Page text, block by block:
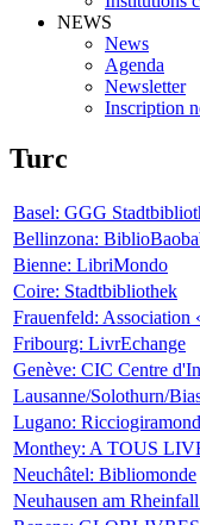
NEWS
News
Agenda
Newsletter
Inscription
Turc
Basel: GGG
Bellinzona:
Bienne: LibriMondo
Coire: Stadtbibliothek
Frauenfeld:
Fribourg: LivrEchange
Genève: CIC Centre
Lausanne/Solothurn/
Lugano:
Monthey: A TOUS
Neuchâtel: Bibliomonde
Neuhausen am